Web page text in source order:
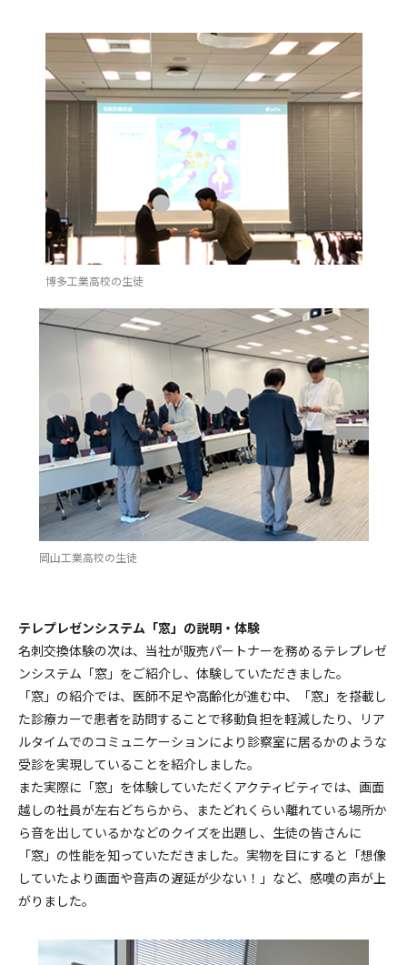
博多工業高校の生徒
岡山工業高校の生徒
テレプレゼンシステム「窓」の説明・体験
名刺交換体験の次は、当社が販売パートナーを務めるテレプレゼ
ンシステム「窓」をご紹介し、体験していただきました。
「窓」の紹介では、医師不足や高齢化が進む中、「窓」を搭載し
た診療カーで患者を訪問することで移動負担を軽減したり、リア
ルタイムでのコミュニケーションにより診察室に居るかのような
受診を実現していることを紹介しました。
また実際に「窓」を体験していただくアクティビティでは、画面
越しの社員が左右どちらから、またどれくらい離れている場所か
ら音を出しているかなどのクイズを出題し、生徒の皆さんに
「窓」の性能を知っていただきました。実物を目にすると「想像
していたより画面や音声の遅延が少ない！」など、感嘆の声が上
がりました。